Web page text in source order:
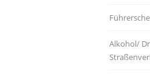
Alkohol/